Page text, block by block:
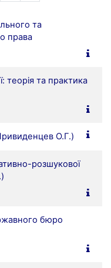
та
права
теорія та практика
О.Г.)
розшукової
бюро